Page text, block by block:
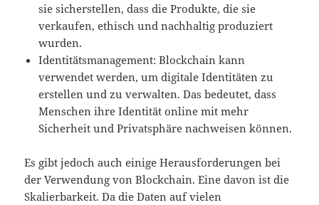
sie sicherstellen, dass die Produkte, die sie
verkaufen, ethisch und nachhaltig produziert
wurden.
Identitätsmanagement: Blockchain kann
verwendet werden, um digitale Identitäten zu
erstellen und zu verwalten. Das bedeutet, dass
Menschen ihre Identität online mit mehr
Sicherheit und Privatsphäre nachweisen können.
Es gibt jedoch auch einige Herausforderungen bei
der Verwendung von Blockchain. Eine davon ist die
Skalierbarkeit. Da die Daten auf vielen